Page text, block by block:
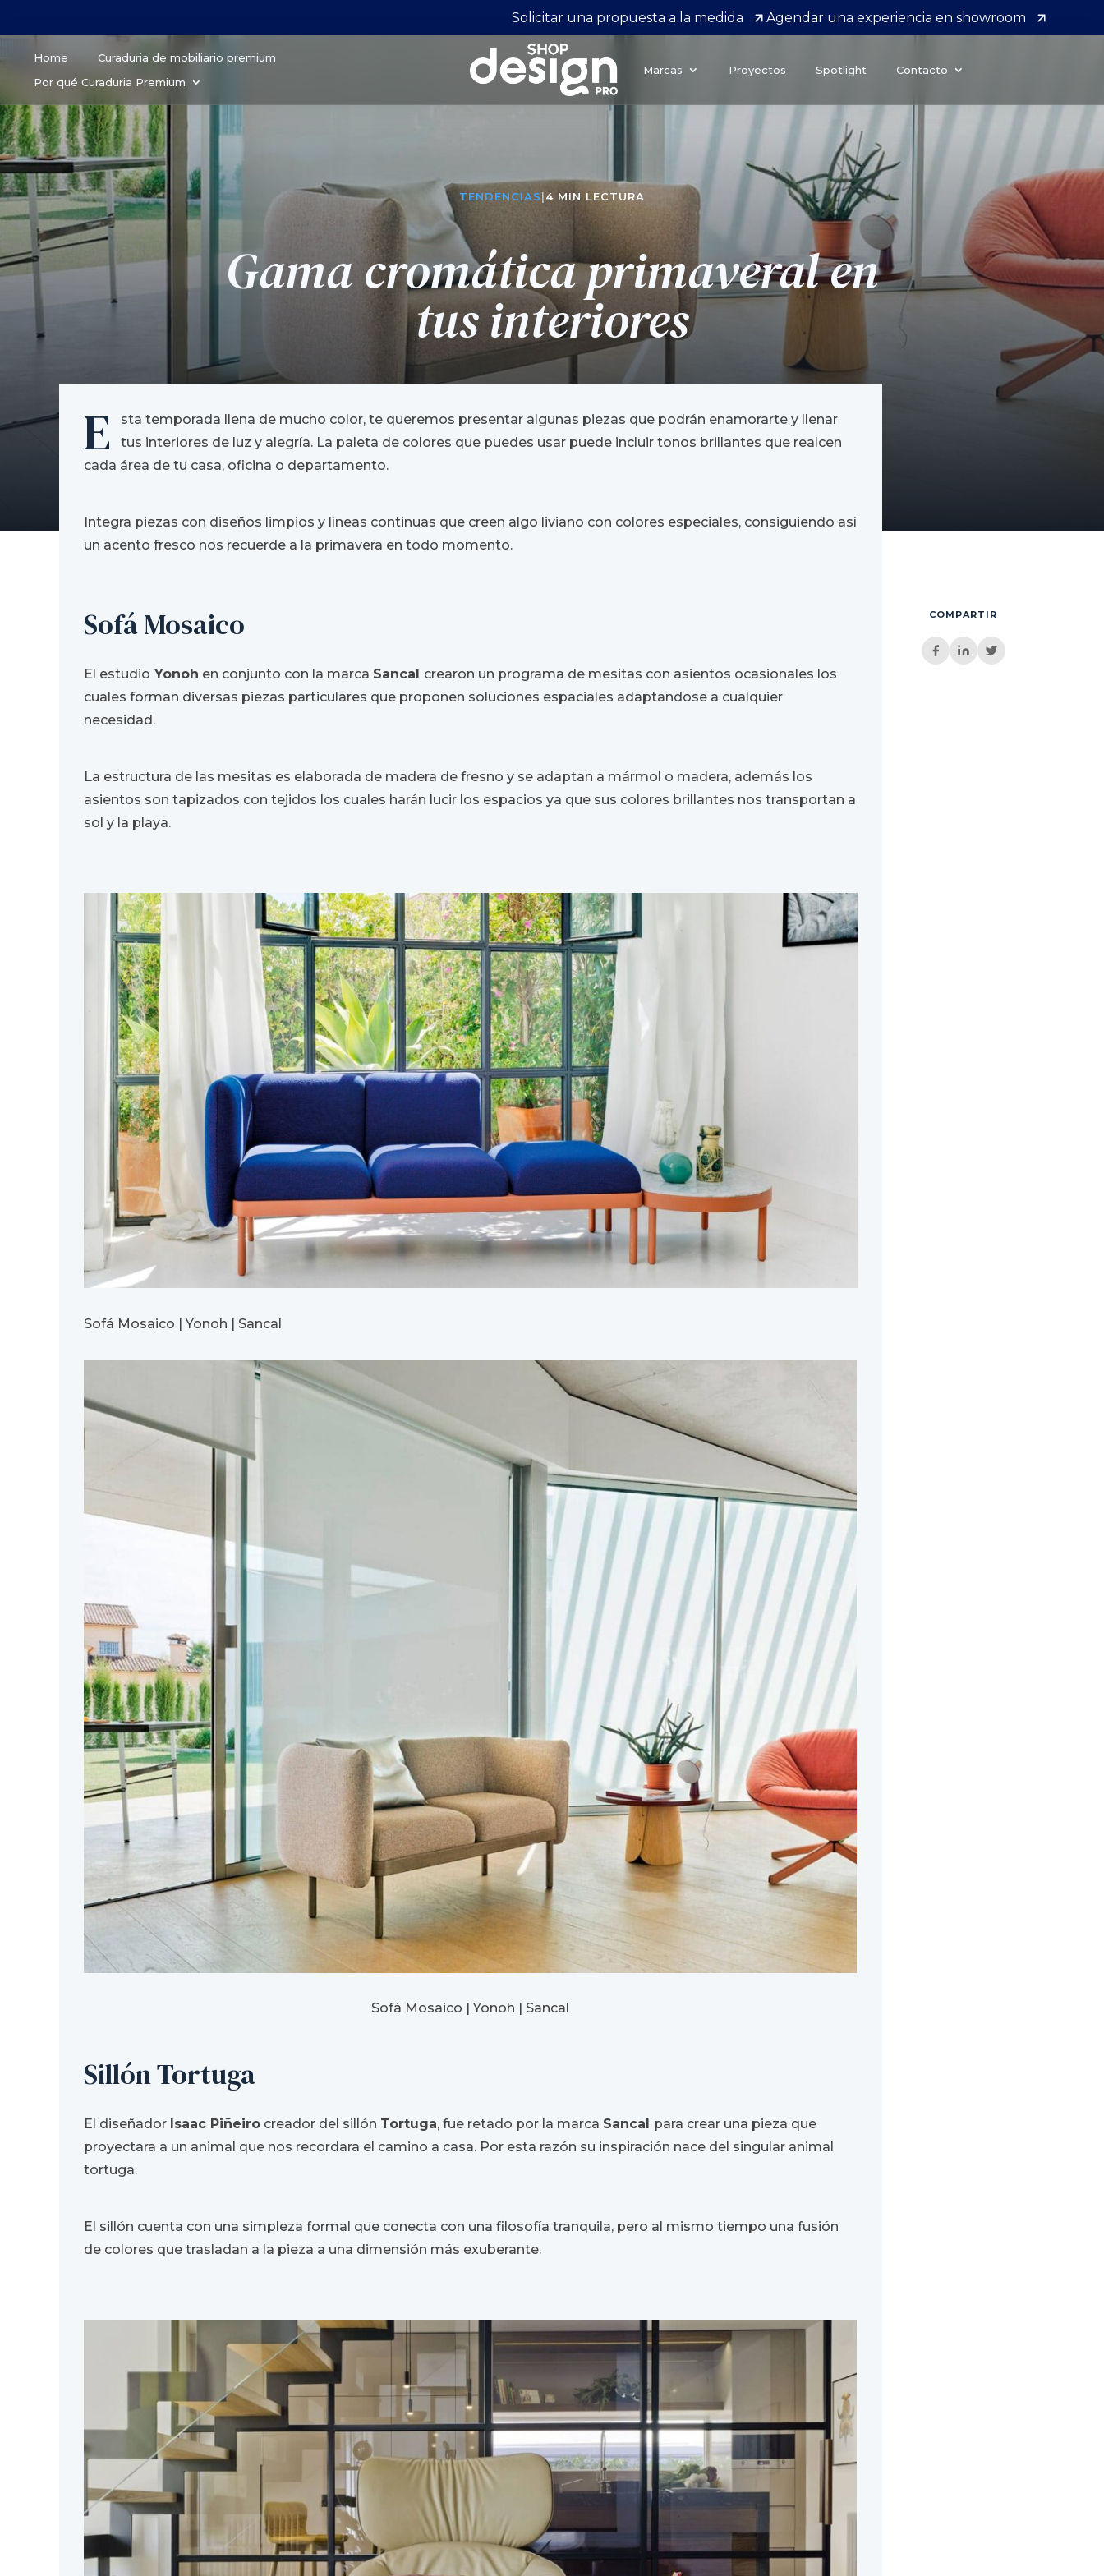
Solicitar una propuesta a la medida Agendar una experiencia en showroom
Home
Curaduria de mobiliario premium
Por qué Curaduria Premium
Marcas Proyectos Spotlight Contacto
TENDENCIAS|4 MIN LECTURA
Gama cromática primaveral en
tus interiores
E
sta temporada llena de mucho color, te queremos presentar algunas piezas que podrán enamorarte y llenar
tus interiores de luz y alegría. La paleta de colores que puedes usar puede incluir tonos brillantes que realcen
cada área de tu casa, oficina o departamento.
Integra piezas con diseños limpios y líneas continuas que creen algo liviano con colores especiales, consiguiendo así
un acento fresco nos recuerde a la primavera en todo momento.
Sofá Mosaico
El estudio Yonoh en conjunto con la marca Sancal crearon un programa de mesitas con asientos ocasionales los
cuales forman diversas piezas particulares que proponen soluciones espaciales adaptandose a cualquier
necesidad.
La estructura de las mesitas es elaborada de madera de fresno y se adaptan a mármol o madera, además los
asientos son tapizados con tejidos los cuales harán lucir los espacios ya que sus colores brillantes nos transportan a
sol y la playa.
Sofá Mosaico | Yonoh | Sancal
Sofá Mosaico | Yonoh | Sancal
Sillón Tortuga
El diseñador Isaac Piñeiro creador del sillón Tortuga, fue retado por la marca Sancal para crear una pieza que
proyectara a un animal que nos recordara el camino a casa. Por esta razón su inspiración nace del singular animal
tortuga.
El sillón cuenta con una simpleza formal que conecta con una filosofía tranquila, pero al mismo tiempo una fusión
de colores que trasladan a la pieza a una dimensión más exuberante.
COMPARTIR